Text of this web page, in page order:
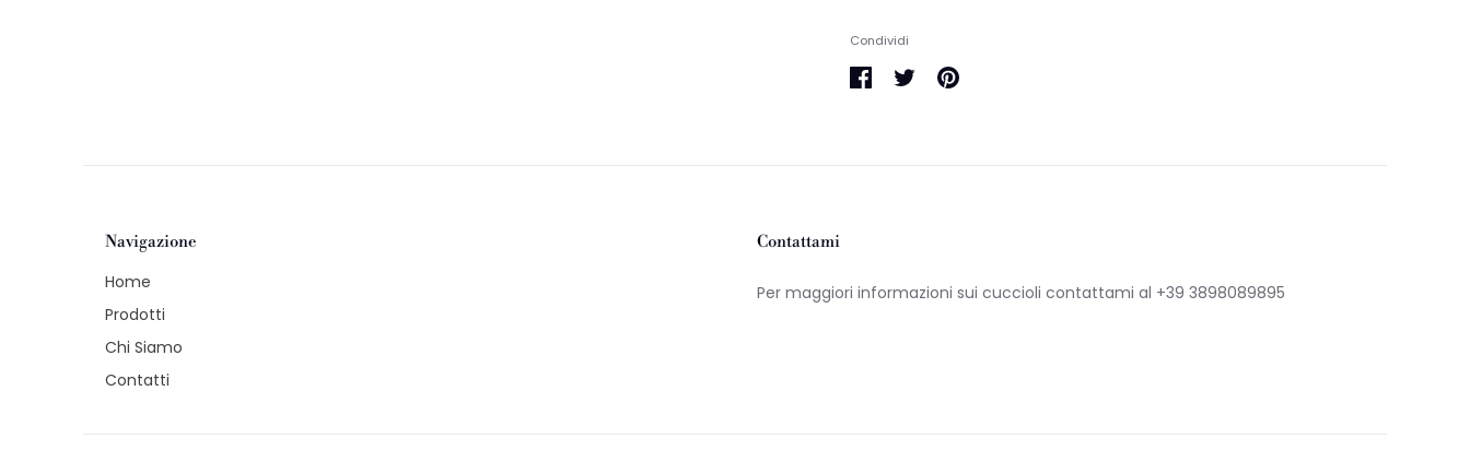
Condividi
Navigazione
Home
Prodotti
Chi Siamo
Contatti
Contattami
Per maggiori informazioni sui cuccioli contattami al +39 3898089895